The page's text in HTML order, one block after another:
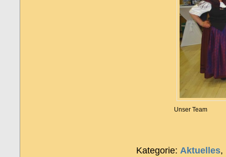
Unser Team
Kategorie: Aktuelles,